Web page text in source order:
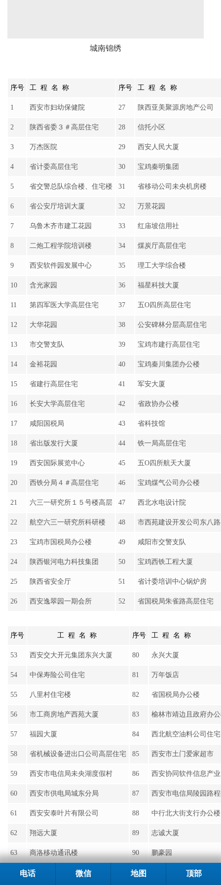
29
5 省交警总队综合楼、住宅楼 31 省移动公司未央机房楼
6 省公安厅培训大厦 32 万景花园
7 乌鲁木齐市建工花园 33 红庙坡信用社
8 二炮工程学院培训楼 34 煤炭厅高层住宅
9 西安软件园发展中心 35 理工大学综合楼
10 含光家园 36 福星科技大厦
11 第四军医大学高层住宅 37 五O四所高层住宅
12 大华花园 38 公安碑林分层高层住宅
13 市交警支队 39 宝鸡市建行高层住宅
14 金裕花园 40 宝鸡秦川集团办公楼
15 省建行高层住宅 41 军安大厦
16 长安大学高层住宅 42 省政协办公楼
17 咸阳国税局 43 省科技馆
18 省出版发行大厦 44 铁一局高层住宅
19 西安国际展览中心 45 五O四所航天大厦
20 西铁分局４＃高层住宅 46 宝鸡煤气公司办公楼
21 六三一研究所１５号楼高层 47 西北水电设计院
22 航空六三一研究所科研楼 48 市西苑建设开发公司东八
23 宝鸡市国税局办公楼 49 咸阳市交警支队
24 陕西银河电力科技集团 50 宝鸡西铁工程大厦
25 陕西省安全厅 51 省计委培训中心锅炉房
26 西安逸翠园一期会所 52 省国税局朱雀路高层住宅
序号 工 程 名 称 序号 工 程 名 称
53 西安交大开元集团东兴大厦 80 永兴大厦
54 中保寿险公司住宅 81 万年饭店
55 八里村住宅楼 82 省国税局办公楼
57 84 西北航空油料公司住宅
58 省机械设备进出口公司高层住宅 85 西安市土门爱家超市
59 西安市电信局未央湖度假村 86 西安协同软件信息产
60 西安市供电局城东分局 87 西安市电信局陵园路
61 西安安泰叶片有限公司 88 中行北大街支行办公楼
62 翔远大厦 89 志诚大厦
63 商洛移动通讯楼 90 鹏豪园
64 延安火车站 91 陕西师范艺术学校
65 中联颐和园 92 建设大厦
66 榆林火车站 93 市供电局高层住宅
67 中交第一勘察院高层住宅 94 西安铁路分局高层住宅
68 省畜牧研究所住宅楼 95 方兴大厦
市邮区中心局未央湖培训中心 96 西安高新医院
电话 微信 地图 顶部